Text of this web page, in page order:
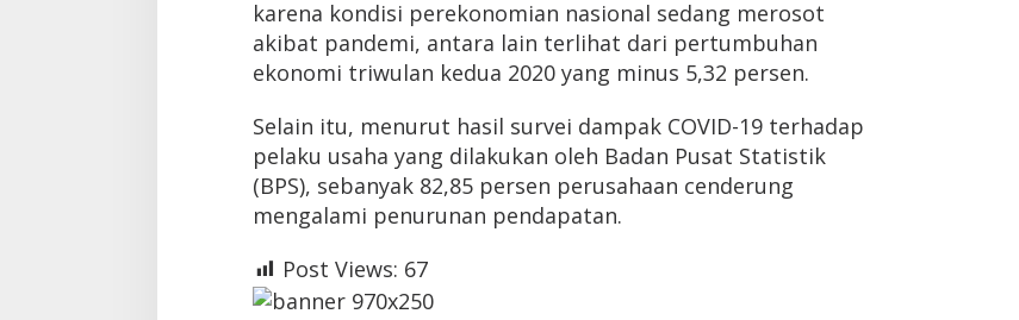
karena kondisi perekonomian nasional sedang merosot
akibat pandemi, antara lain terlihat dari pertumbuhan
ekonomi triwulan kedua 2020 yang minus 5,32 persen.
Selain itu, menurut hasil survei dampak COVID-19 terhadap
pelaku usaha yang dilakukan oleh Badan Pusat Statistik
(BPS), sebanyak 82,85 persen perusahaan cenderung
mengalami penurunan pendapatan.
Post Views: 67